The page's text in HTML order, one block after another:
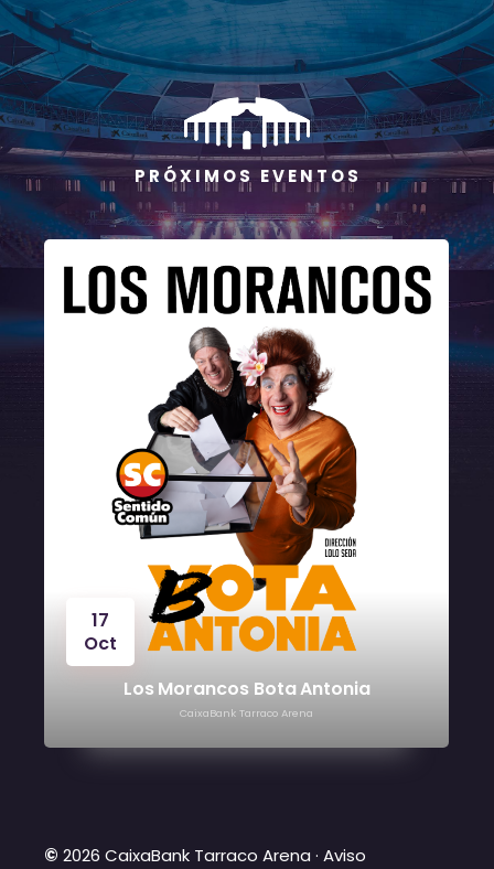
P R Ó X I M O S E V E N T O S
17
Oct
Los Morancos Bota Antonia
CaixaBank Tarraco Arena
© 2026 CaixaBank Tarraco Arena · Aviso